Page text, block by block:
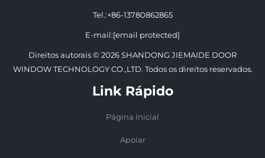
Tel.:+86-13780862865
E-mail:[email protected]
Direitos autorais © 2026 SHANDONG JIEMAIDE DOOR
WINDOW TECHNOLOGY CO.,LTD. Todos os direitos reservados.
Link Rápido
Página Inicial
Apoiar